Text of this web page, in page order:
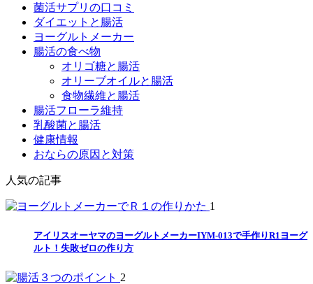
菌活サプリの口コミ
ダイエットと腸活
ヨーグルトメーカー
腸活の食べ物
オリゴ糖と腸活
オリーブオイルと腸活
食物繊維と腸活
腸活フローラ維持
乳酸菌と腸活
健康情報
おならの原因と対策
人気の記事
1
アイリスオーヤマのヨーグルトメーカーIYM-013で手作りR1ヨーグ
ルト！失敗ゼロの作り方
2